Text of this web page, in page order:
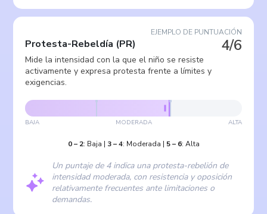
EJEMPLO DE PUNTUACIÓN
4/6
Protesta-Rebeldía (PR)
Mide la intensidad con la que el niño se resiste
activamente y expresa protesta frente a límites y
exigencias.
BAJA MODERADA ALTA
0– 2: Baja | 3–4: Moderada | 5– 6: Alta
Un puntaje de 4 indica una protesta-rebelión de
intensidad moderada, con resistencia y oposición
relativamente frecuentes ante limitaciones o
demandas.